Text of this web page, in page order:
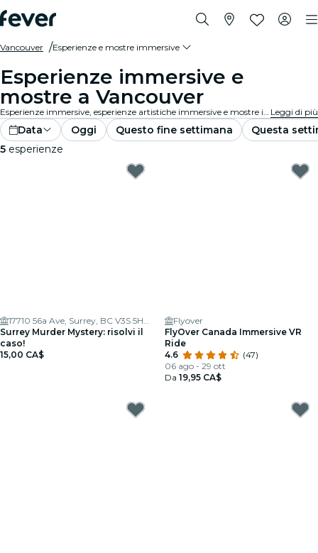
Vancouver Esperienze e mostre immersive
Esperienze immersive e
mostre a Vancouver
Esperienze immersive, esperienze artistiche immersive e mostre immersive a Vancouver che portano l'apprezzamento della mostra a un livello completamente nuovo grazie alla tecnologia all'avanguardia integrata nell'arte. Leggi di più
Data Oggi Questo fine settimana
Questa
5 esperienze
17710 56a Ave, Surrey, BC V3S 5H8, Canada
Surrey Murder Mystery: risolvi il
caso!
15,00 CA$
Flyover
FlyOver Canada Immersive VR
Ride
4.6
(47)
06 ago - 29 ott
Da 19,95 CA$